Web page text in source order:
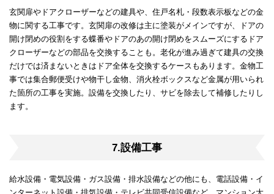
玄関扉やドアクローザーなどの建具や、住戸名札・段数表示板などの金
物に関する工事です。玄関扉の改修は主に塗装がメインですが、ドアの
開け閉めの役割をする蝶番やドアのあの開け閉めをスムーズにするドア
クローザーなどの部品を交換することも。老化が進み過ぎて建具の交換
だけでは済まないときはドア全体を交換するケースもあります。金物工
事では集合郵便受けや物干し金物、消火栓ボックスなど金属が用いられ
た箇所の工事を実施。設備を交換したり、サビを除去して補修したりし
ます。
7.設備工事
給水設備・電気設備・ガス設備・排水設備などの他にも、電話設備・イ